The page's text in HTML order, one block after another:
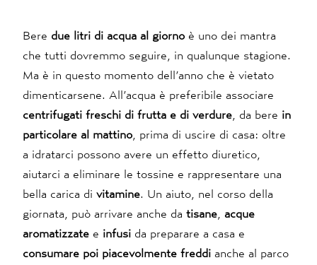
Bere due litri di acqua al giorno è uno dei mantra
che tutti dovremmo seguire, in qualunque stagione.
Ma è in questo momento dell’anno che è vietato
dimenticarsene. All’acqua è preferibile associare
centrifugati freschi di frutta e di verdure , da bere in
particolare al mattino , prima di uscire di casa: oltre
a idratarci possono avere un effetto diuretico,
aiutarci a eliminare le tossine e rappresentare una
bella carica di vitamine . Un aiuto, nel corso della
giornata, può arrivare anche da tisane acque
aromatizzate e infusi da preparare a casa e
consumare poi piacevolmente freddi anche al parco